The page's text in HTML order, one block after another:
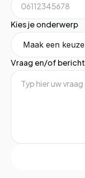
Kies je onderwerp
Vraag en/of bericht